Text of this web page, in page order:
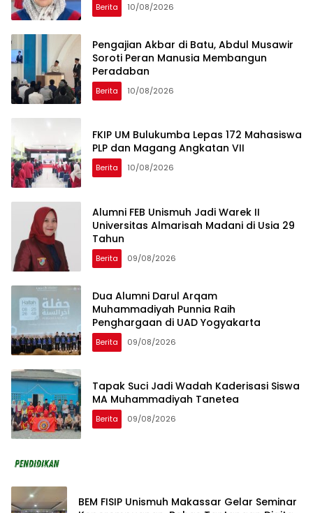
Berita 10/08/2026
Pengajian Akbar di Batu, Abdul Musawir
Soroti Peran Manusia Membangun
Peradaban
Berita 10/08/2026
FKIP UM Bulukumba Lepas 172 Mahasiswa
PLP dan Magang Angkatan VII
Berita 10/08/2026
Alumni FEB Unismuh Jadi Warek II
Universitas Almarisah Madani di Usia 29
Tahun
Berita 09/08/2026
Dua Alumni Darul Arqam
Muhammadiyah Punnia Raih
Penghargaan di UAD Yogyakarta
Berita 09/08/2026
Tapak Suci Jadi Wadah Kaderisasi Siswa
MA Muhammadiyah Tanetea
Berita 09/08/2026
BEM FISIP Unismuh Makassar Gelar Seminar